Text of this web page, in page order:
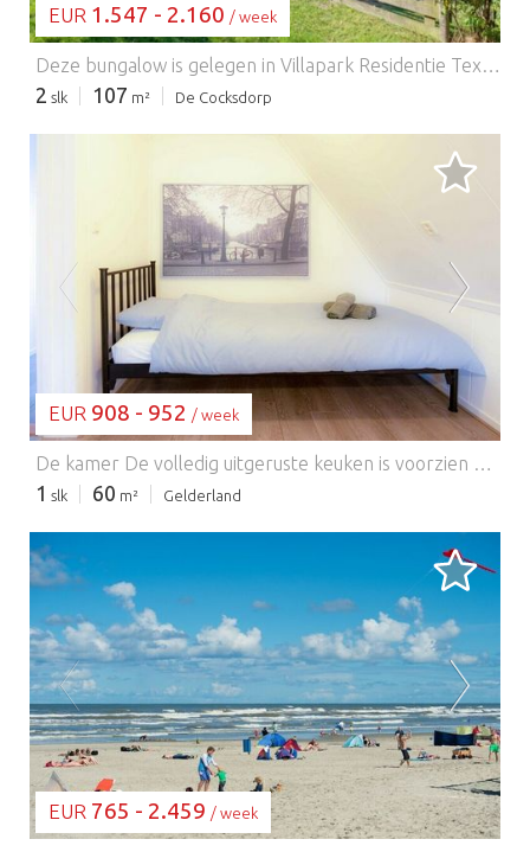
EUR 1.547 - 2.160 / week
Deze bungalow is gelegen in Villapark Residentie Texel aan de Roggeslootweg bij De Cocksdorp, vlakbij het Krimbo-bos en het strand. De bungalows in dit park zijn van alle gemakken voorzien en het aangrenzende park De Krim biedt diverse faciliteiten (tegen betaling), zoals een golfbaan, een zwembad, een speeltuin en nog veel meer. Deze geschakelde bungalow met aanbouw beschikt over een grote tuin met terras. De woonkamer biedt voldoende ruimte voor het hele gezelschap en is ingericht met een zit- en eethoek, een televisie en een open haard. De open keuken is onder andere voorzien van een vaatwasser en een magnetron. Er zijn drie slaapkamers, waarvan één op de begane grond. Er zijn twee badkamers. De woonoppervlakte bedraagt circa 107 m².
2 slk 107 m² De Cocksdorp
EUR 908 - 952 / week
De kamer De volledig uitgeruste keuken is voorzien van een koffiezetapparaat, een inductiekookplaat, een koelkast, een vriezer, een vaatwasser en een combimagnetron/oven. De slaapkamer, met een boxspringbed en een eenpersoonsbed, bevindt zich op de eerste verdieping. Op deze verdieping bevindt zich ook een toilet. De badkamer bevindt zich op de begane grond. De woonkamer heeft een grote eettafel met vier stoelen en een comfortabele slaapbank. Beddengoed en handdoeken zijn inbegrepen. Toegang voor gasten De gehele kamer is beschikbaar voor gasten. Er is een eigen, omheinde tuin met uitzicht. Er is een schuur voor (elektrische) fietsen. Parkeren (voor één auto) is mogelijk op de privé-oprit aan de rechterkant.
1 slk 60 m² Gelderland
BEZIG MET LADEN...
EUR 765 - 2.459 / week